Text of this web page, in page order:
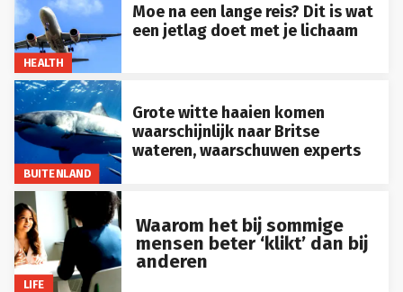
HEALTH
Moe na een lange reis? Dit is wat
een jetlag doet met je lichaam
BUITENLAND
Grote witte haaien komen
waarschijnlijk naar Britse
wateren, waarschuwen experts
LIFE
Waarom het bij sommige
mensen beter ‘klikt’ dan bij
anderen